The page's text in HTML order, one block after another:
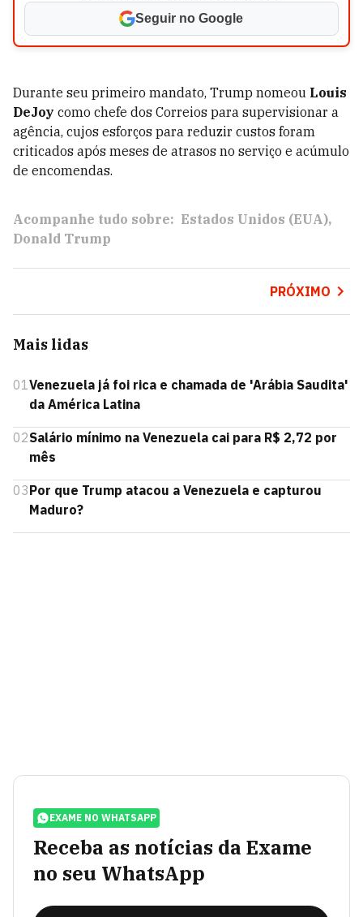
Seguir no Google
Durante seu primeiro mandato, Trump nomeou Louis
DeJoy como chefe dos Correios para supervisionar a
agência, cujos esforços para reduzir custos foram
criticados após meses de atrasos no serviço e acúmulo
de encomendas.
Acompanhe tudo sobre: Estados Unidos (EUA)
Donald Trump
PRÓXIMO
Mais lidas
01Venezuela já foi rica e chamada de 'Arábia Saudita'
da América Latina
02Salário mínimo na Venezuela cai para R$ 2,72 por
mês
03Por que Trump atacou a Venezuela e capturou
Maduro?
EXAME NO WHATSAPP
Receba as notícias da Exame
no seu WhatsApp